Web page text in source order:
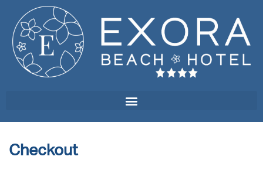
Checkout